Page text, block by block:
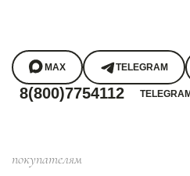
MAX TELEGRAM
8(800)7754112
покупателям